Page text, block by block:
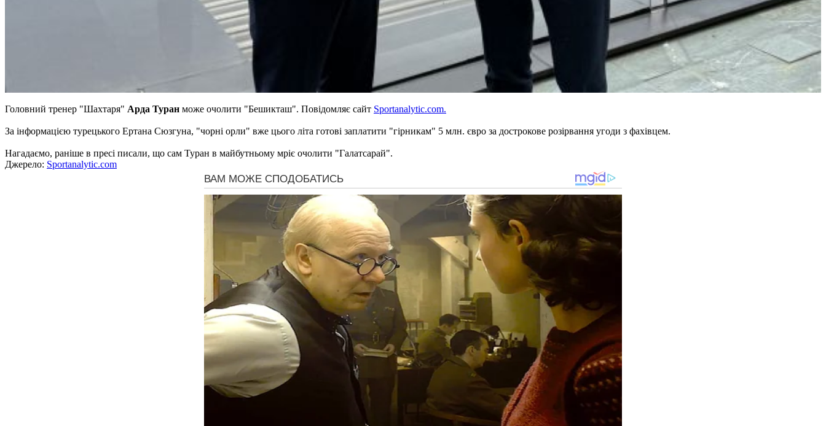
Головний тренер "Шахтаря" Арда Туран може очолити "Бешикташ". Повідомляє сайт Sportanalytic.com.
За інформацією турецького Ертана Сюзгуна, "чорні орли" вже цього літа готові заплатити "гірникам" 5 млн. євро за дострокове розірвання угоди з фахівцем.
Нагадаємо, раніше в пресі писали, що сам Туран в майбутньому мріє очолити "Галатсарай".
Джерело: Sportanalytic.com